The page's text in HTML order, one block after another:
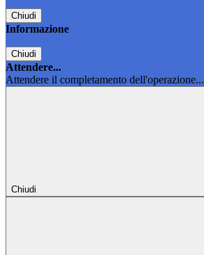
Chiudi
Informazione
Chiudi
Attendere...
Attendere il completamento dell'operazione...
Chiudi